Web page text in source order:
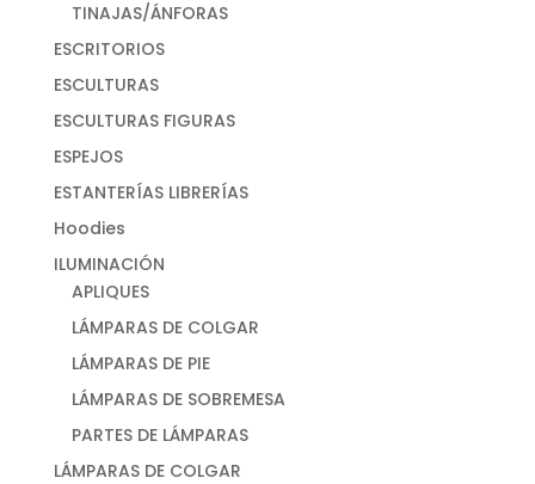
TINAJAS/ÁNFORAS
ESCRITORIOS
ESCULTURAS
ESCULTURAS FIGURAS
ESPEJOS
ESTANTERÍAS LIBRERÍAS
Hoodies
ILUMINACIÓN
APLIQUES
LÁMPARAS DE COLGAR
LÁMPARAS DE PIE
LÁMPARAS DE SOBREMESA
PARTES DE LÁMPARAS
LÁMPARAS DE COLGAR